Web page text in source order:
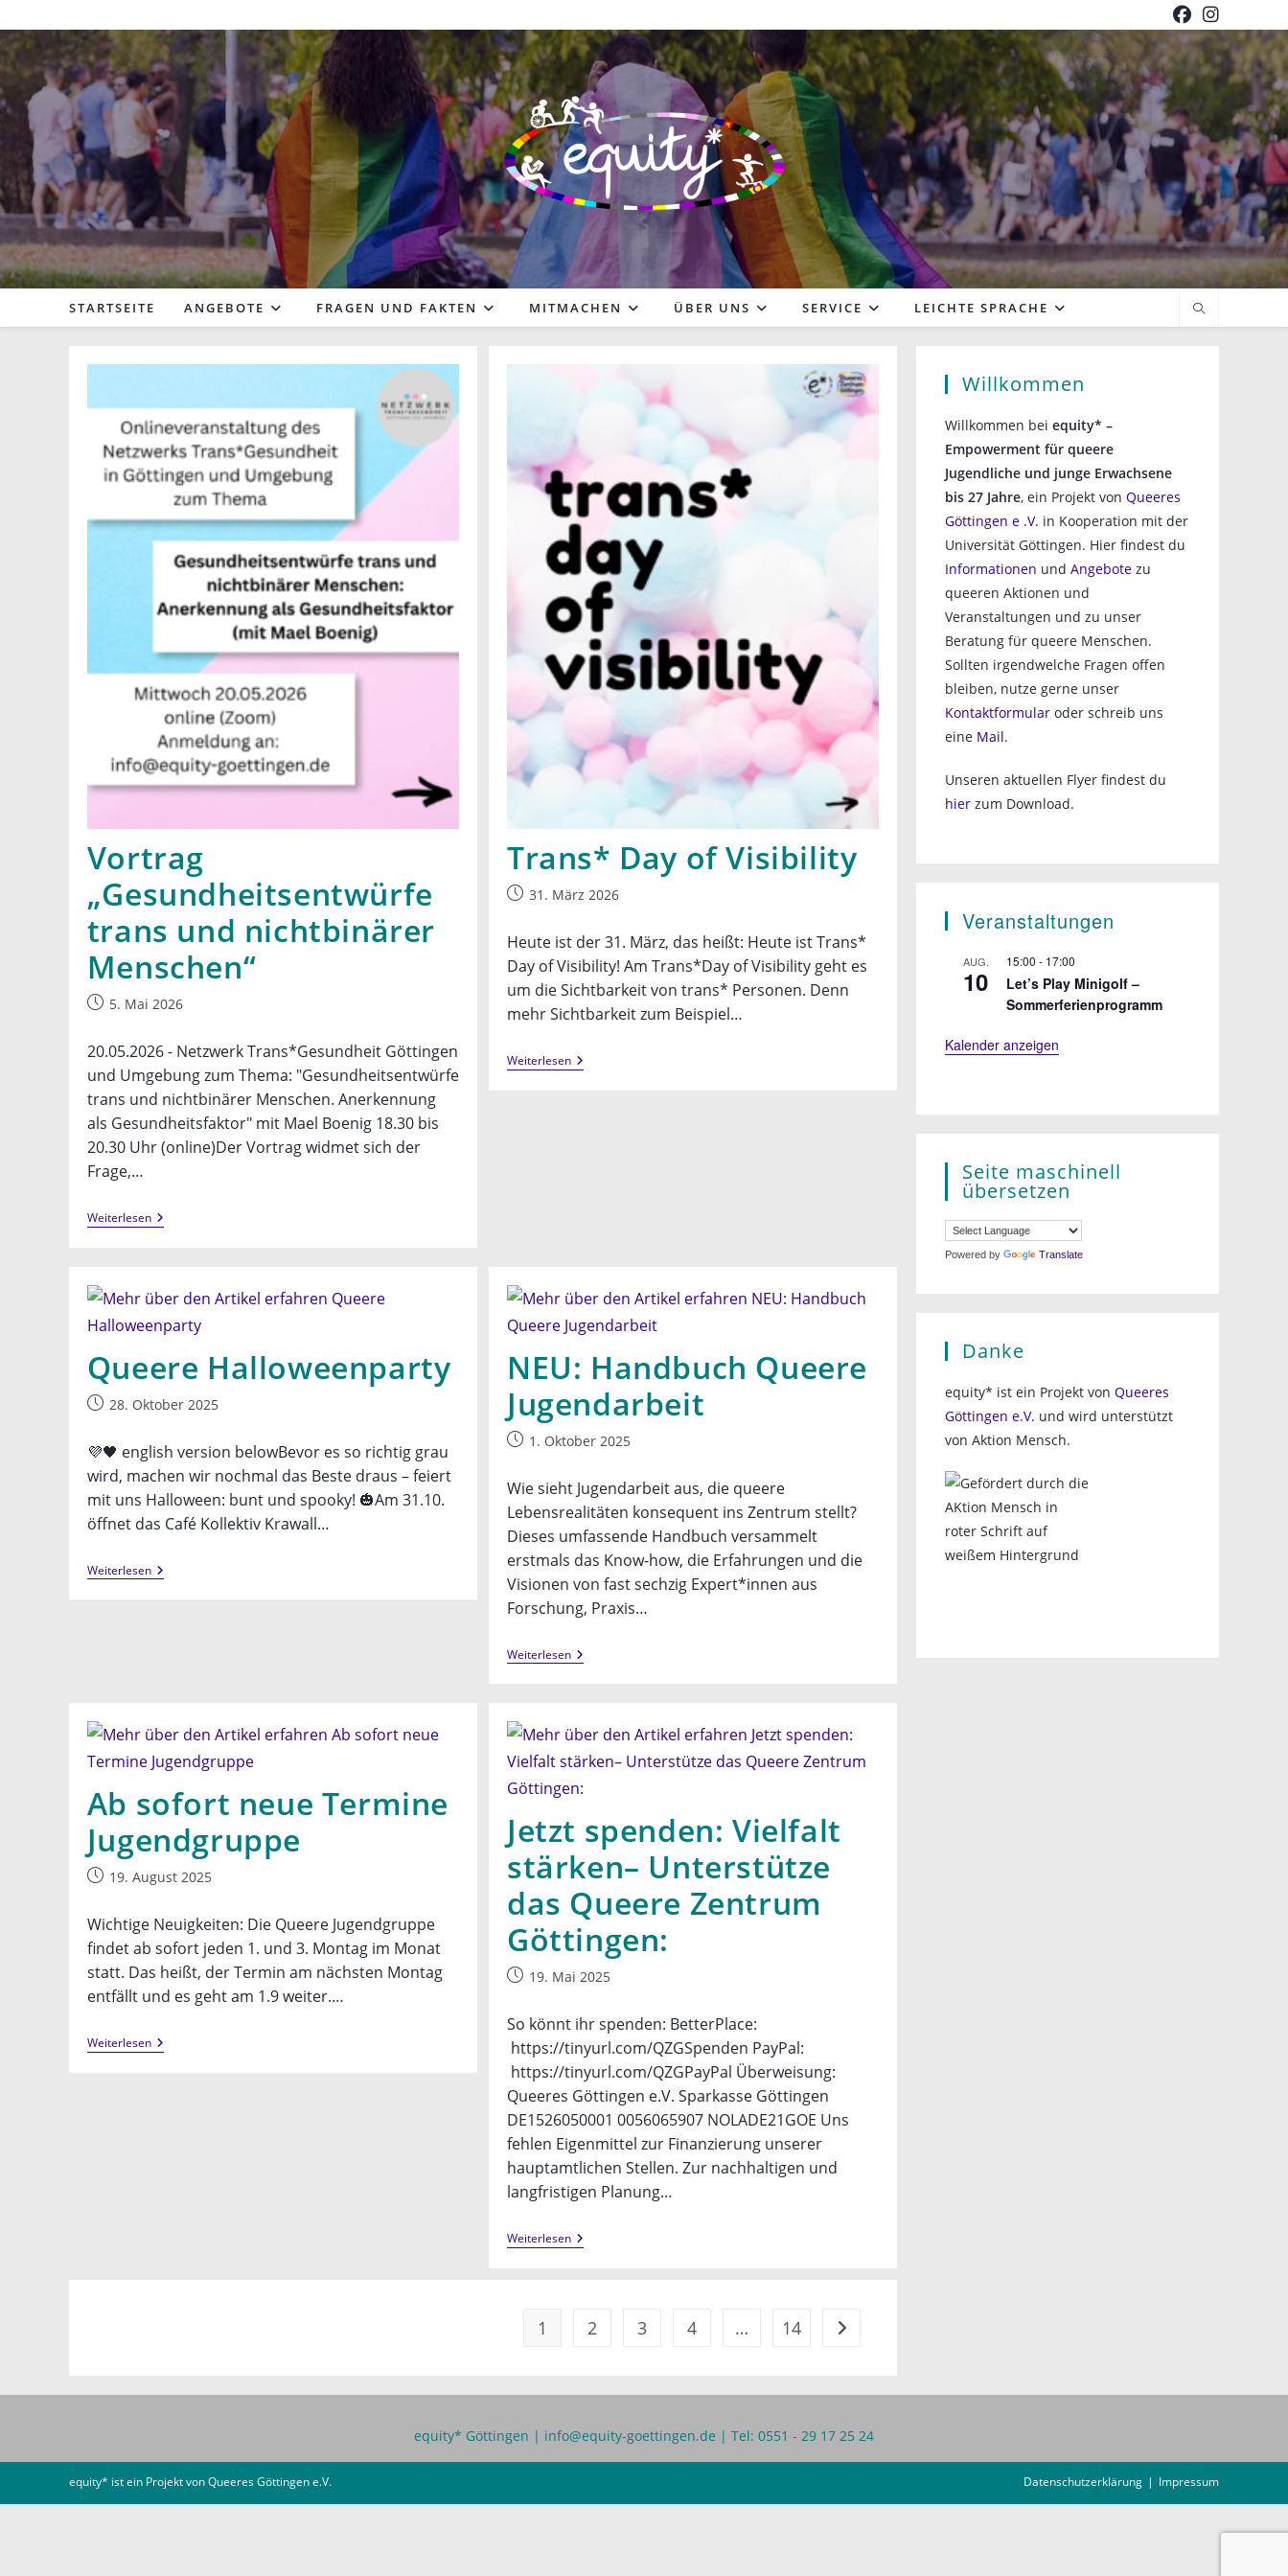
Inhalt
springen
STARTSEITE ANGEBOTE FRAGEN UND FAKTEN MITMACHEN ÜBER UNS SERVICE LEICHTE SPRACHE
Vortrag
„Gesundheitsentwürfe
trans und nichtbinärer
Menschen“
Beitrag5. Mai 2026
20.05.2026 - Netzwerk Trans*Gesundheit Göttingen
und Umgebung zum Thema: "Gesundheitsentwürfe
trans und nichtbinärer Menschen. Anerkennung
als Gesundheitsfaktor" mit Mael Boenig 18.30 bis
20.30 Uhr (online)Der Vortrag widmet sich der
Frage,…
WeiterlesenVortrag
„Gesundheitsentwürfe
Menschen“
Trans* Day of Visibility
Beitrag31. März 2026
Heute ist der 31. März, das heißt: Heute ist Trans*
Day of Visibility! Am Trans*Day of Visibility geht es
um die Sichtbarkeit von trans* Personen. Denn
mehr Sichtbarkeit zum Beispiel…
WeiterlesenTrans*
Day
Queere Halloweenparty
Beitrag28. Oktober 2025
💜🖤 english version belowBevor es so richtig grau
wird, machen wir nochmal das Beste draus – feiert
mit uns Halloween: bunt und spooky! 🎃Am 31.10.
öffnet das Café Kollektiv Krawall…
WeiterlesenQueere
Halloweenparty
NEU: Handbuch Queere
Jugendarbeit
Beitrag1. Oktober 2025
Wie sieht Jugendarbeit aus, die queere
Lebensrealitäten konsequent ins Zentrum stellt?
Dieses umfassende Handbuch versammelt
erstmals das Know-how, die Erfahrungen und die
Visionen von fast sechzig Expert*innen aus
Forschung, Praxis…
WeiterlesenNEU:
Handbuch
Ab sofort neue Termine
Jugendgruppe
Beitrag19. August 2025
Wichtige Neuigkeiten: Die Queere Jugendgruppe
findet ab sofort jeden 1. und 3. Montag im Monat
statt. Das heißt, der Termin am nächsten Montag
entfällt und es geht am 1.9 weiter.…
WeiterlesenAb
Sofort
Jetzt spenden: Vielfalt
stärken– Unterstütze
das Queere Zentrum
Göttingen:
Beitrag19. Mai 2025
So könnt ihr spenden: BetterPlace:
https://tinyurl.com/QZGSpenden PayPal:
https://tinyurl.com/QZGPayPal Überweisung:
Queeres Göttingen e.V. Sparkasse Göttingen
DE1526050001 0056065907 NOLADE21GOE Uns
fehlen Eigenmittel zur Finanzierung unserer
hauptamtlichen Stellen. Zur nachhaltigen und
langfristigen Planung…
WeiterlesenJetzt
Spenden:
Queere
1 2 3 4 … 14 Gehe zur nächsten Seite
Willkommen
Willkommen bei equity* –
Empowerment für queere
Jugendliche und junge Erwachsene
bis 27 Jahre, ein Projekt von Queeres
Göttingen e .V. in Kooperation mit der
Universität Göttingen. Hier findest du
Informationen und Angebote zu
queeren Aktionen und
Veranstaltungen und zu unser
Beratung für queere Menschen.
Sollten irgendwelche Fragen offen
bleiben, nutze gerne unser
Kontaktformular oder schreib uns
eine Mail.
Unseren aktuellen Flyer findest du
hier zum Download.
Veranstaltungen
AUG.
10
15:00 - 17:00
Let’s Play Minigolf –
Sommerferienprogramm
Kalender anzeigen
Seite maschinell
übersetzen
Powered by Translate
Danke
equity* ist ein Projekt von Queeres
Göttingen e.V. und wird unterstützt
von Aktion Mensch.
equity* Göttingen | info@equity-goettingen.de | Tel: 0551 - 29 17 25 24
Datenschutzerklärung Impressum
equity* ist ein Projekt vonQueeres Göttingen e.V.